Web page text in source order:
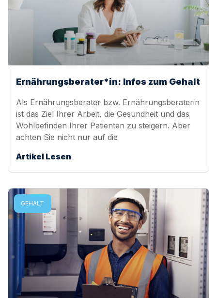
Ernährungsberater*in: Infos zum Gehalt
Als Ernährungsberater bzw. Ernährungsberaterin
ist das Ziel Ihrer Arbeit, die Gesundheit und das
Wohlbefinden Ihrer Patienten zu steigern. Aber
achten Sie nicht nur auf die
Artikel Lesen
GEHALT